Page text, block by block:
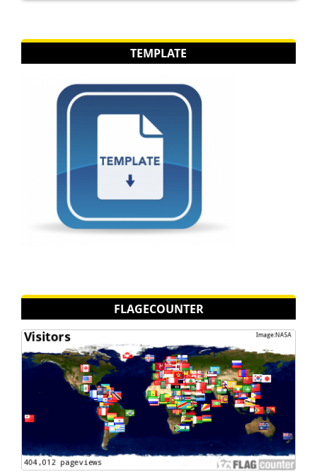
TEMPLATE
FLAGECOUNTER